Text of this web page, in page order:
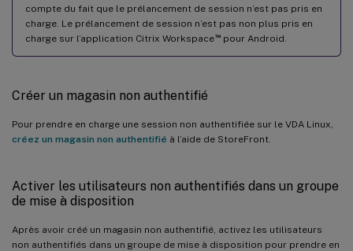
compte du fait que le prélancement de session n’est pas pris en
charge. Le prélancement de session n’est pas non plus pris en
charge sur l’application Citrix Workspace™pour Android.
Créer un magasin non authentifié
Pour prendre en charge une session non authentifiée sur le VDA Linux,
créez un magasin non authentifié à l’aide de StoreFront.
Activer les utilisateurs non authentifiés dans un groupe
de mise à disposition
Après avoir créé un magasin non authentifié, activez les utilisateurs
non authentifiés dans un groupe de mise à disposition pour prendre en